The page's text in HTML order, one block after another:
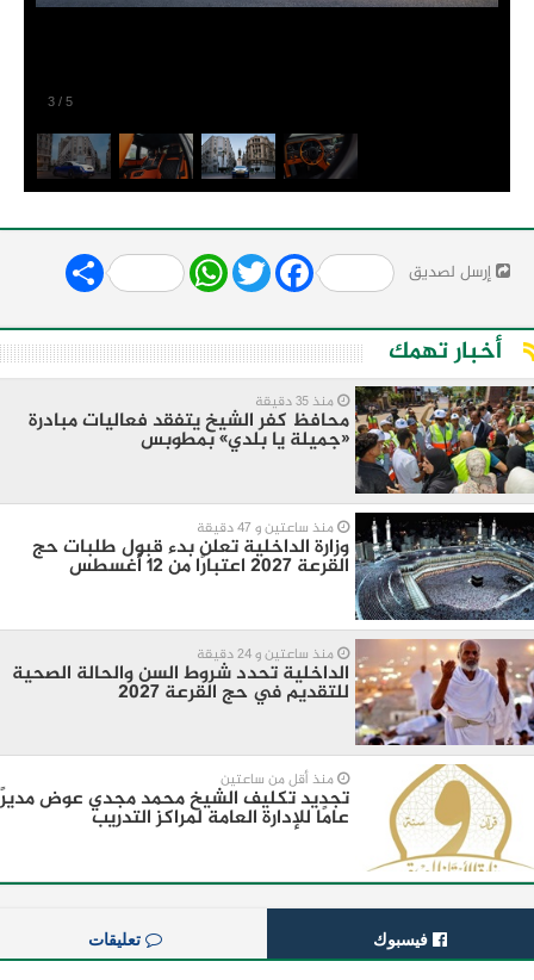
3 / 5
إرسل لصديق Share WhatsApp
Twitter Facebook
أخبار تهمك
منذ 35 دقيقة
محافظ كفر الشيخ يتفقد فعاليات مبادرة
«جميلة يا بلدي» بمطوبس
منذ ساعتين و 47 دقيقة
وزارة الداخلية تعلن بدء قبول طلبات حج
القرعة 2027 اعتبارًا من 12 أغسطس
منذ ساعتين و 24 دقيقة
الداخلية تحدد شروط السن والحالة الصحية
للتقديم في حج القرعة 2027
منذ أقل من ساعتين
تجديد تكليف الشيخ محمد مجدي عوض
عامًا للإدارة العامة لمراكز التدريب
فيسبوك تعليقات